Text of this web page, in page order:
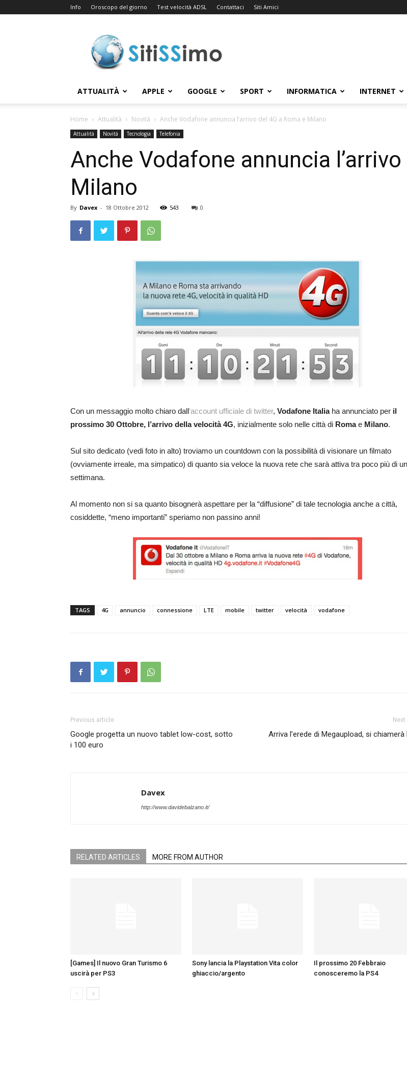
Info Oroscopo del giorno Test velocità ADSL Contattaci Siti Amici
ATTUALITÀ APPLE GOOGLE SPORT INFORMATICA INTERNET
Home Attualità Novità Anche Vodafone annuncia l’arrivo del 4G a Roma e Milano
Attualità Novità Tecnologia Telefonia
Anche Vodafone annuncia
Milano
By Davex - 18 Ottobre 2012 543 0
Con un messaggio molto chiaro dall‘account ufficiale di twitter, Vodafone Italiaha annunciato per il
prossimo 30 Ottobre, l’arrivo della velocità 4G, inizialmente solo nelle città di Romae Milano.
Sul sito dedicato (vedi foto in alto) troviamo un countdown con la possibilità di visionare un filmato
(ovviamente irreale, ma simpatico) di quanto sia veloce la nuova rete che sarà attiva tra poco più di
settimana.
Al momento non si sa quanto bisognerà aspettare per la “diffusione” di tale tecnologia anche a città,
cosiddette, “meno importanti” speriamo non passino anni!
TAGS 4G annuncio connessione LTE mobile twitter velocità vodafone
Previous article
Google progetta un nuovo tablet low-cost, sotto
i 100 euro
Arriva l’erede di Megaupload, si chiamerà
Davex
http://www.davidebalzano.it/
RELATED ARTICLES MORE FROM AUTHOR
[Games] Il nuovo Gran Turismo 6
uscirà per PS3
Sony lancia la Playstation Vita color
ghiaccio/argento
Il prossimo 20 Febbraio
conosceremo la PS4